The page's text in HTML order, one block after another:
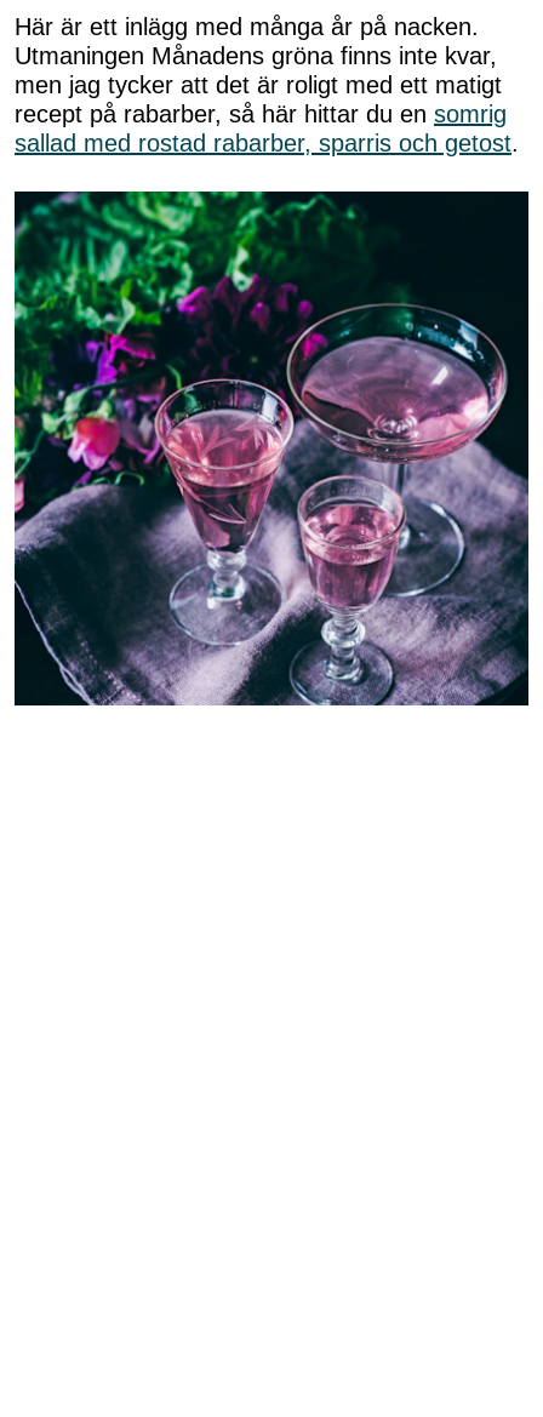
Här är ett inlägg med många år på nacken.
Utmaningen Månadens gröna finns inte kvar,
men jag tycker att det är roligt med ett matigt
recept på rabarber, så här hittar du en somrig
sallad med rostad rabarber, sparris och getost.